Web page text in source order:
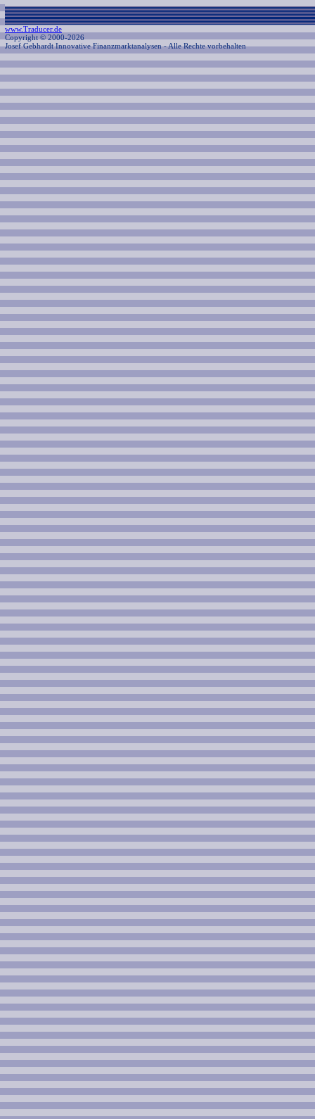
www.Traducer.de
Copyright © 2000-2026
Josef Gebhardt Innovative Finanzmarktanalysen - Alle Rechte vorbehalten